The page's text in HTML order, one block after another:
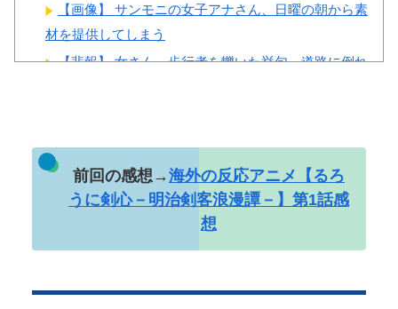
【画像】 サンモニの女子アナさん、日曜の朝から素
材を提供してしまう
【悲報】 女さん、歩行者を轢いた挙句、道路に倒れ
井上晴美、乳首ヘア○ードや濡れ場お○ぱいがエ□過ぎ
る！人生最後のラスト写真集、最...
Powered by livedoor 相互RSS
前回の感想→海外の反応アニメ【るろ
うに剣心－明治剣客浪漫譚－】第1話感
想